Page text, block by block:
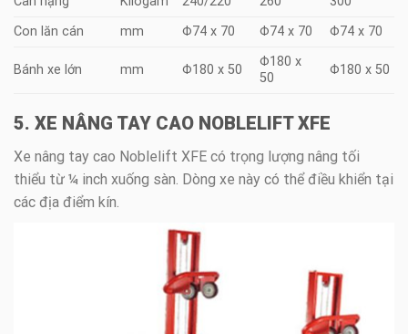
Con lăn cán
mm Φ74 x 70 Φ74 x 70 Φ74 x 70
Bánh xe lớn mm Φ180 x 50
Φ180 x
50
Φ180 x 50
5. XE NÂNG TAY CAO NOBLELIFT XFE
Xe nâng tay cao Noblelift XFE có trọng lượng nâng tối
thiểu từ ¼ inch xuống sàn. Dòng xe này có thể điều khiển tại
các địa điểm kín.